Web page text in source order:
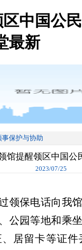
中国公民
最新
事保护与协助
馆提醒领区中国公
2023/07/25
领保电话向我
公园等地和乘
居留卡等证